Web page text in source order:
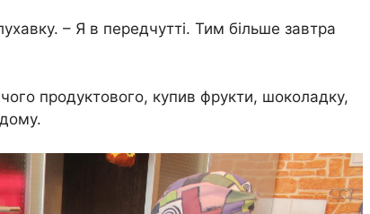
– Я в передчутті. Тим більше завтра
продуктового, купив фрукти, шоколадку,